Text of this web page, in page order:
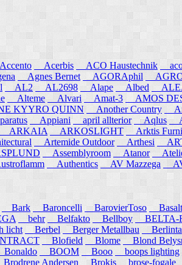
Acerbis ACO Haustechnik
Agnes Bernet AGORAphil
AL2 AL2698 Alape Albed
Alteme Alvari Amat-3 AMOS
KYYRO QUINN Another Country
Appiani april allterior Aqlus
ARKAIA ARKOSLIGHT Arktis
Artemide Outdoor Arthesi
Assemblyroom Atanor
Authentics AV Mazzega
Bark Baroncelli BarovierToso
behr Belfakto Bellboy
BELTA-
licht Berbel Berger Metallbau
Blofield Blome Blond
Bonaldo BOOM Booo boops lighting
Andersen Brokis brose-fogale